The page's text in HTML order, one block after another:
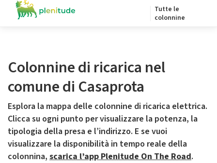
Tutte le
colonnine
Colonnine di ricarica nel
comune di Casaprota
Esplora la mappa delle colonnine di ricarica elettrica.
Clicca su ogni punto per visualizzare la potenza, la
tipologia della presa e l’indirizzo. E se vuoi
visualizzare la disponibilità in tempo reale della
colonnina, scarica l’app Plenitude On The Road.